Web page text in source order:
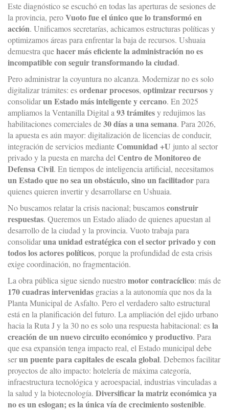
Este diagnóstico se escuchó en todas las aperturas de sesiones de
la provincia, peroVuoto fue el único que lo transformó en
acción. Unificamos secretarías, achicamos estructuras políticas y
optimizamos áreas para enfrentar la baja de recursos. Ushuaia
demuestra quehacer más eficiente la administración no es
incompatible con seguir transformando la ciudad.
Pero administrar la coyuntura no alcanza. Modernizar no es solo
digitalizar trámites: esordenar procesos, optimizar recursosy
consolidarun Estado más inteligente y cercano. En 2025
ampliamos la Ventanilla Digital a 93 trámitesy redujimos las
habilitaciones comerciales de30 días a una semana. Para 2026,
la apuesta es aún mayor: digitalización de licencias de conducir,
integración de servicios mediante Comunidad +U junto al sector
privado y la puesta en marcha del Centro de Monitoreo de
Defensa Civil. En tiempos de inteligencia artificial, necesitamos
un Estado que no sea un obstáculo, sino un facilitadorpara
quienes quieren invertir y desarrollarse en Ushuaia.
No buscamos relatar la crisis nacional; buscamosconstruir
respuestas. Queremos un Estado aliado de quienes apuestan al
desarrollo de la ciudad y la provincia. Vuoto trabaja para
consolidaruna unidad estratégica con el sector privado y con
todos los actores políticos, porque la profundidad de esta crisis
exige coordinación, no fragmentación.
La obra pública sigue siendo nuestromotor contracíclico: más de
170 cuadras intervenidas gracias a la autonomía que nos da la
Planta Municipal de Asfalto. Pero el verdadero salto estructural
está en la planificación del futuro. La ampliación del ejido urbano
hacia la Ruta J y la 30 no es solo una respuesta habitacional: esla
creación de un nuevo circuito económico y productivo. Para
que esa expansión tenga impacto real, el Estado municipal debe
serun puente para capitales de escala global. Debemos facilitar
proyectos de alto impacto: hotelería de máxima categoría,
infraestructura tecnológica y aeroespacial, industrias vinculadas a
la salud y la biotecnología. Diversificar la matriz económica ya
no es un eslogan; es la única vía de crecimiento sostenible.